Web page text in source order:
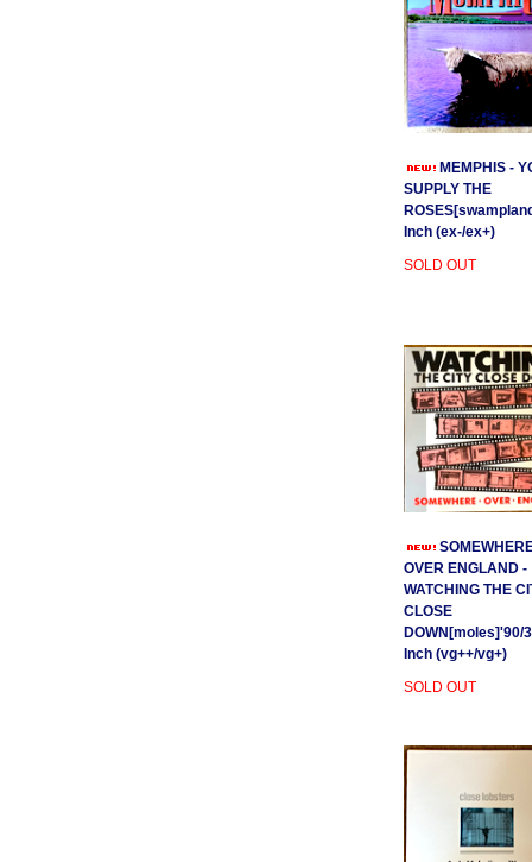
MEMPHIS -
SUPPLY THE
Inch (ex-/ex+)
SOLD OUT
OVER ENGLAND -
WATCHING THE
CLOSE
DOWN[moles]'90/
Inch (vg++/vg+)
SOLD OUT